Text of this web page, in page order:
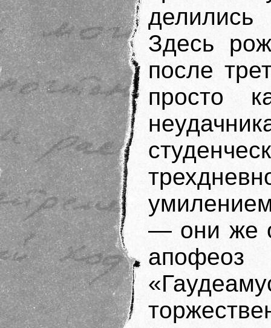
Здесь
после
просто
— они же